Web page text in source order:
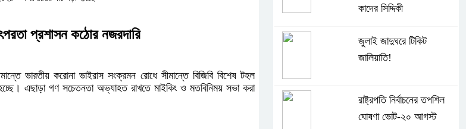
প্রশাসন কঠোর নজরদারি
ভারতীয় করোনা ভাইরাস সংক্রমন রোধে সীমান্তে বিজিবি বিশেষ টহল
এছাড়া গণ সচেতনতা অভ্যাহত রাখতে মাইকিং ও মতবিনিময় সভা করা
কাদের সিদ্দিকী
জুলাই জাদুঘরে টিকিট
জালিয়াতি!
রাষ্ট্রপতি নির্বাচনের তপশিল
ঘোষণা ভোট-২০ আগস্ট